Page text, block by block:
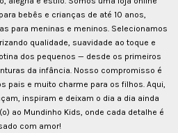
bebês e crianças de até 10 anos,
para meninas e meninos. Selecionamos
qualidade, suavidade ao toque e
dos pequenos — desde os primeiros
da infância. Nosso compromisso é
pais e muito charme para os filhos. Aqui,
inspiram e deixam o dia a dia ainda
ao Mundinho Kids, onde cada detalhe é
com amor!